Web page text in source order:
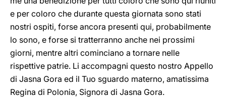
e per coloro che durante questa giornata sono stati
nostri ospiti, forse ancora presenti qui, probabilmente
lo sono, e forse si tratterranno anche nei prossimi
giorni, mentre altri cominciano a tornare nelle
rispettive patrie. Li accompagni questo nostro Appello
di Jasna Gora ed il Tuo sguardo materno, amatissima
Regina di Polonia, Signora di Jasna Gora.